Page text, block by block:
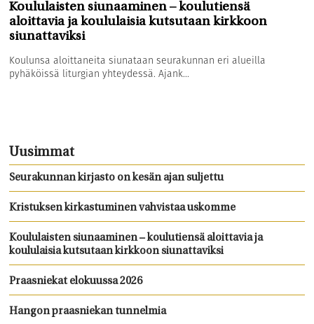
Koululaisten siunaaminen – koulutiensä
aloittavia ja koululaisia kutsutaan kirkkoon
siunattaviksi
Koulunsa aloittaneita siunataan seurakunnan eri alueilla
pyhäköissä liturgian yhteydessä. Ajank...
Uusimmat
Seurakunnan kirjasto on kesän ajan suljettu
Kristuksen kirkastuminen vahvistaa uskomme
Koululaisten siunaaminen – koulutiensä aloittavia ja
koululaisia kutsutaan kirkkoon siunattaviksi
Praasniekat elokuussa 2026
Hangon praasniekan tunnelmia